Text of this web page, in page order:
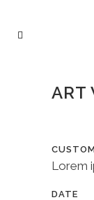
ART
Lorem
DATE